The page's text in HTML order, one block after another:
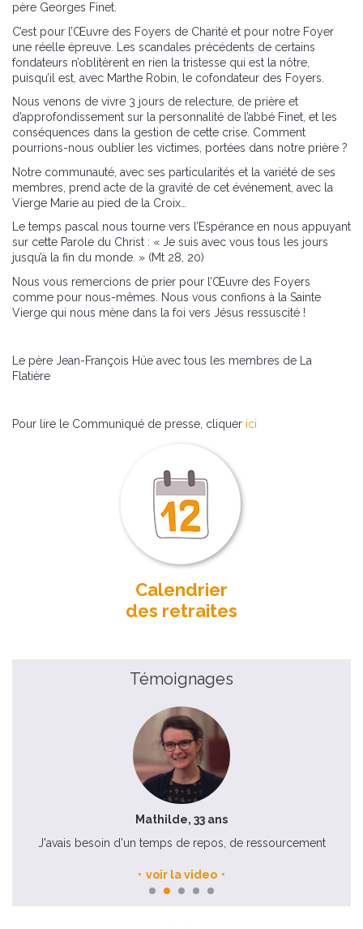
père Georges Finet.
C’est pour l’Œuvre des Foyers de Charité et pour notre Foyer
une réelle épreuve. Les scandales précédents de certains
fondateurs n’oblitèrent en rien la tristesse qui est la nôtre,
puisqu’il est, avec Marthe Robin, le cofondateur des Foyers.
Nous venons de vivre 3 jours de relecture, de prière et
d’approfondissement sur la personnalité de l’abbé Finet, et les
conséquences dans la gestion de cette crise. Comment
pourrions-nous oublier les victimes, portées dans notre prière ?
Notre communauté, avec ses particularités et la variété de ses
membres, prend acte de la gravité de cet événement, avec la
Vierge Marie au pied de la Croix…
Le temps pascal nous tourne vers l’Espérance en nous appuyant
sur cette Parole du Christ : « Je suis avec vous tous les jours
jusqu’à la fin du monde. » (Mt 28, 20)
Nous vous remercions de prier pour l’Œuvre des Foyers
comme pour nous-mêmes. Nous vous confions à la Sainte
Vierge qui nous mène dans la foi vers Jésus ressuscité !
Le père Jean-François Hüe avec tous les membres de La
Flatière
Pour lire le Communiqué de presse, cliquer ici
Calendrier
des retraites
Témoignages
Mathilde, 33 ans
J'avais besoin d'un temps de repos, de ressourcement
voir la video